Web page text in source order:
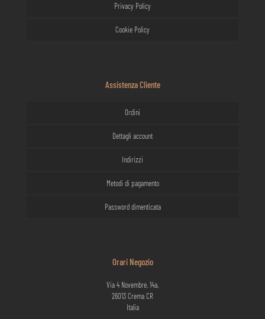
Privacy Policy
Cookie Policy
Assistenza Cliente
Ordini
Dettagli account
Indirizzi
Metodi di pagamento
Password dimenticata
Orari Negozio
Via 4 Novembre, 14a,
26013 Crema CR
Italia